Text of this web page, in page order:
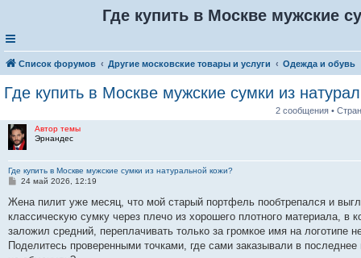
Где купить в Москве мужские
Список форумов Другие московские товары и услуги Одежда и обувь
Где купить в Москве мужские сумки из
2 сообщения •
Автор темы
Эрнандес
Где купить в Москве мужские сумки из натуральной кожи?
С
о
щ
е
и
24 май 2026, 12:19
Жена пилит уже месяц, что мой старый портфель пообтрепался и
классическую сумку через плечо из хорошего плотного материала,
заложил средний, переплачивать только за громкое имя на логотипе
Поделитесь проверенными точками, где сами заказывали в